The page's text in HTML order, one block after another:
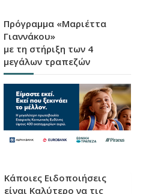
Πρόγραμμα «Μαριέττα
Γιαννάκου»
με τη στήριξη των 4
μεγάλων τραπεζών
Κάποιες Ειδοποιήσεις
είναι Καλύτερο να τις